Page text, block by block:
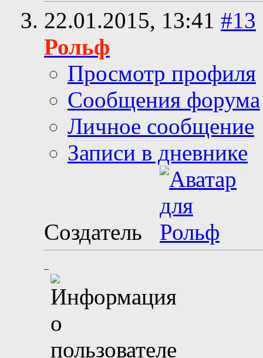
22.01.2015, 13:41 #13
Рольф
Просмотр профиля
Сообщения форума
Личное сообщение
Записи в дневнике
Создатель